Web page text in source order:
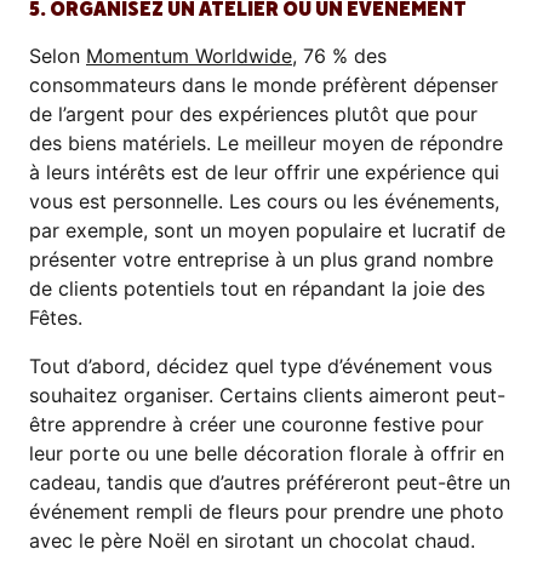
5. ORGANISEZ UN ATELIER OU UN ÉVÉNEMENT
Selon Momentum Worldwide, 76 % des
consommateurs dans le monde préfèrent dépenser
de l’argent pour des expériences plutôt que pour
des biens matériels. Le meilleur moyen de répondre
à leurs intérêts est de leur offrir une expérience qui
vous est personnelle. Les cours ou les événements,
par exemple, sont un moyen populaire et lucratif de
présenter votre entreprise à un plus grand nombre
de clients potentiels tout en répandant la joie des
Fêtes.
Tout d’abord, décidez quel type d’événement vous
souhaitez organiser. Certains clients aimeront peut-
être apprendre à créer une couronne festive pour
leur porte ou une belle décoration florale à offrir en
cadeau, tandis que d’autres préféreront peut-être un
événement rempli de fleurs pour prendre une photo
avec le père Noël en sirotant un chocolat chaud.